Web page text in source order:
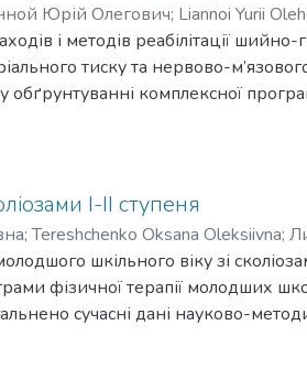
Юрій Олегович; Liannoi Yurii
і методів реабілітації
тиску та нервово-
комплексної
на основі аналізу
медико-педагогічні,
рівні доменів функції,
артеріальною
І-ІІ ступеня
;Tereshchenko Oksana Oleksiivna;
шкільного віку зі
фізичної терапії молодших
сучасні дані науково-
програму фізичної терапії дітей